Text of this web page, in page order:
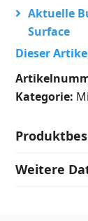
Aktuelle
Surface
Dieser
Kategorie:
Weitere